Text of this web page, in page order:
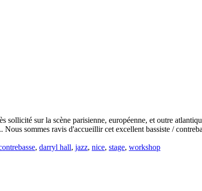
sollicité sur la scène parisienne, européenne, et outre
sommes ravis d'accueillir cet excellent bassiste /
, darryl hall, jazz, nice, stage, workshop